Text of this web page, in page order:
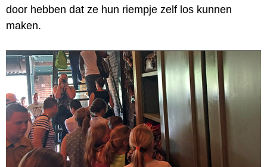
door hebben dat ze hun riempje zelf los kunnen
maken.